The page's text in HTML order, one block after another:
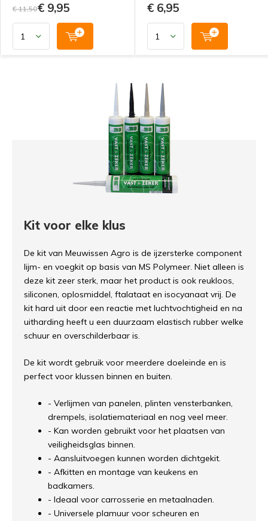
€ 11,50€ 9,95 € 6,95
Kit voor elke klus
De kit van Meuwissen Agro is de ijzersterke component
lijm- en voegkit op basis van MS Polymeer. Niet alleen is
deze kit zeer sterk, maar het product is ook reukloos,
siliconen, oplosmiddel, ftalataat en isocyanaat vrij. De
kit hard uit door een reactie met luchtvochtigheid en na
uitharding heeft u een duurzaam elastisch rubber welke
schuur en overschilderbaar is.
De kit wordt gebruik voor meerdere doeleinde en is
perfect voor klussen binnen en buiten.
- Verlijmen van panelen, plinten vensterbanken,
drempels, isolatiemateriaal en nog veel meer.
- Kan worden gebruikt voor het plaatsen van
veiligheidsglas binnen.
- Aansluitvoegen kunnen worden dichtgekit.
- Afkitten en montage van keukens en
badkamers.
- Ideaal voor carrosserie en metaalnaden.
- Universele plamuur voor scheuren en